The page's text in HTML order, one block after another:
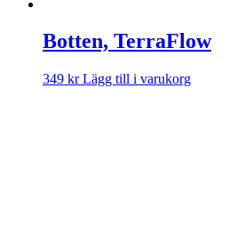
Botten, TerraFlow
349 kr Lägg till i varukorg